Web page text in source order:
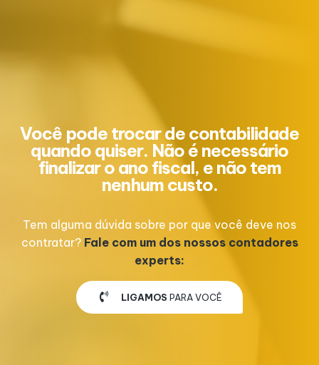
Você pode trocar de contabilidade
quando quiser. Não é necessário
finalizar o ano fiscal, e não tem
nenhum custo.
Tem alguma dúvida sobre por que você deve nos
contratar? Fale com um dos nossos contadores
experts:
LIGAMOS PARA VOCÊ